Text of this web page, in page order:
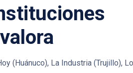
(Huánuco), La Industria (Trujillo),